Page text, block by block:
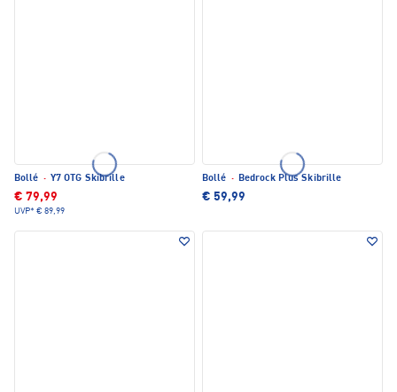
Bollé · Y7 OTG Skibrille
€ 79,99
UVP* € 89,99
Bollé · Bedrock Plus Skibrille
€ 59,99